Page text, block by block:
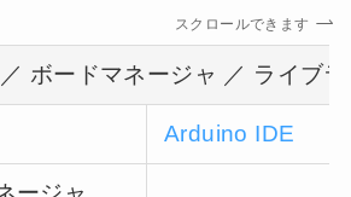
スクロールできます
ボードマネージャ ／ ライブ
Arduino IDE